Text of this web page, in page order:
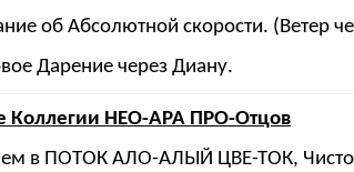
об Абсолютной скорости. (Ветер
Дарение через Диану.
Коллегии НЕО-АРА ПРО-Отцов
в ПОТОК АЛО-АЛЫЙ ЦВЕ-ТОК,